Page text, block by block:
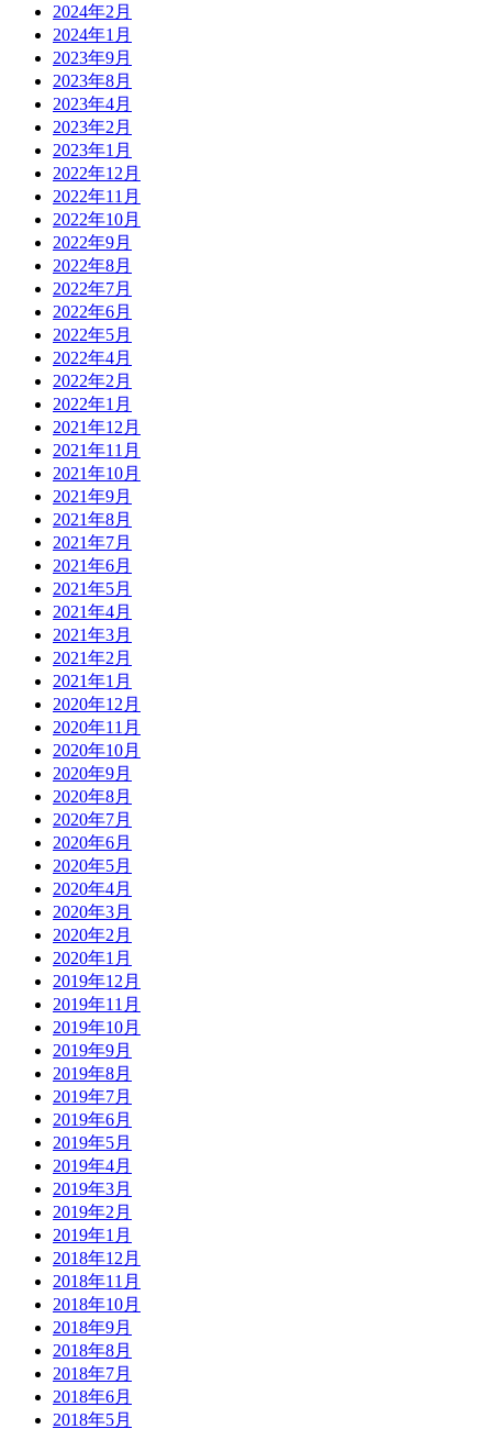
2024年2月
2024年1月
2023年9月
2023年8月
2023年4月
2023年2月
2023年1月
2022年12月
2022年11月
2022年10月
2022年9月
2022年8月
2022年7月
2022年6月
2022年5月
2022年4月
2022年2月
2022年1月
2021年12月
2021年11月
2021年10月
2021年9月
2021年8月
2021年7月
2021年6月
2021年5月
2021年4月
2021年3月
2021年2月
2021年1月
2020年12月
2020年11月
2020年10月
2020年9月
2020年8月
2020年7月
2020年6月
2020年5月
2020年4月
2020年3月
2020年2月
2020年1月
2019年12月
2019年11月
2019年10月
2019年9月
2019年8月
2019年7月
2019年6月
2019年5月
2019年4月
2019年3月
2019年2月
2019年1月
2018年12月
2018年11月
2018年10月
2018年9月
2018年8月
2018年7月
2018年6月
2018年5月